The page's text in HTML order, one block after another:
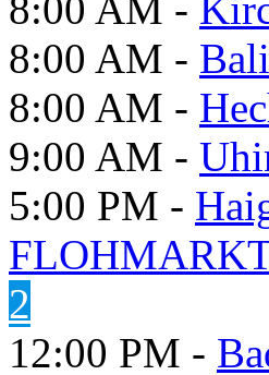
8:00 AM -
8:00 AM -
9:00 AM -
5:00 PM -
2
12:00 PM -